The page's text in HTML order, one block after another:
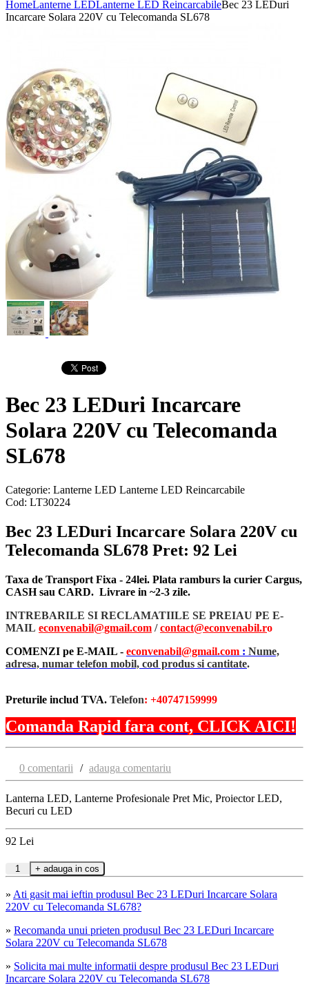
HomeLanterne LEDLanterne LED ReincarcabileBec 23 LEDuri
Incarcare Solara 220V cu Telecomanda SL678
Bec 23 LEDuri Incarcare
Solara 220V cu Telecomanda
SL678
Categorie: Lanterne LED Lanterne LED Reincarcabile
Cod: LT30224
Bec 23 LEDuri Incarcare Solara 220V cu
Telecomanda SL678 Pret: 92 Lei
Taxa de Transport Fixa - 24lei. Plata ramburs la curier Cargus,
CASH sau CARD. Livrare in ~2-3 zile.
INTREBARILE SI RECLAMATIILE SE PREIAU PE E-
MAIL econvenabil@gmail.com /contact@econvenabil.ro
COMENZI pe E-MAIL - econvenabil@gmail.com : Nume,
adresa, numar telefon mobil, cod produs si cantitate.
Preturile includ TVA. Telefon: +40747159999
Comanda Rapid fara cont, CLICK AICI!
0 comentarii / adauga comentariu
Lanterna LED, Lanterne Profesionale Pret Mic, Proiector LED,
Becuri cu LED
92 Lei
» Ati gasit mai ieftin produsul Bec 23 LEDuri Incarcare Solara
220V cu Telecomanda SL678?
» Recomanda unui prieten produsul Bec 23 LEDuri Incarcare
Solara 220V cu Telecomanda SL678
» Solicita mai multe informatii despre produsul Bec 23 LEDuri
Incarcare Solara 220V cu Telecomanda SL678